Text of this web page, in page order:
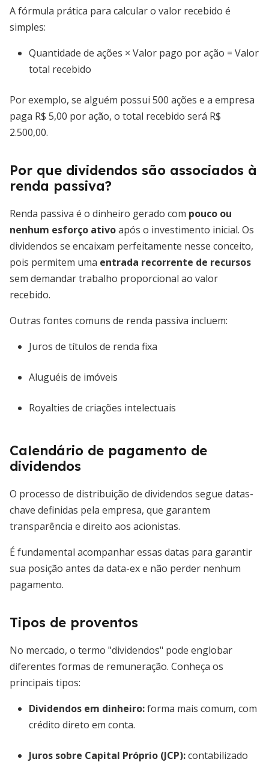
A fórmula prática para calcular o valor recebido é
simples:
Quantidade de ações × Valor pago por ação = Valor
total recebido
Por exemplo, se alguém possui 500 ações e a empresa
paga R$ 5,00 por ação, o total recebido será R$
2.500,00.
Por que dividendos são associados à
renda passiva?
Renda passiva é o dinheiro gerado com pouco ou
nenhum esforço ativoapós o investimento inicial. Os
dividendos se encaixam perfeitamente nesse conceito,
pois permitem uma entrada recorrente de recursos
sem demandar trabalho proporcional ao valor
recebido.
Outras fontes comuns de renda passiva incluem:
Juros de títulos de renda fixa
Aluguéis de imóveis
Royalties de criações intelectuais
Calendário de pagamento de
dividendos
O processo de distribuição de dividendos segue datas-
chave definidas pela empresa, que garantem
transparência e direito aos acionistas.
É fundamental acompanhar essas datas para garantir
sua posição antes da data-ex e não perder nenhum
pagamento.
Tipos de proventos
No mercado, o termo "dividendos" pode englobar
diferentes formas de remuneração. Conheça os
principais tipos:
Dividendos em dinheiro:forma mais comum, com
crédito direto em conta.
Juros sobre Capital Próprio (JCP):contabilizado